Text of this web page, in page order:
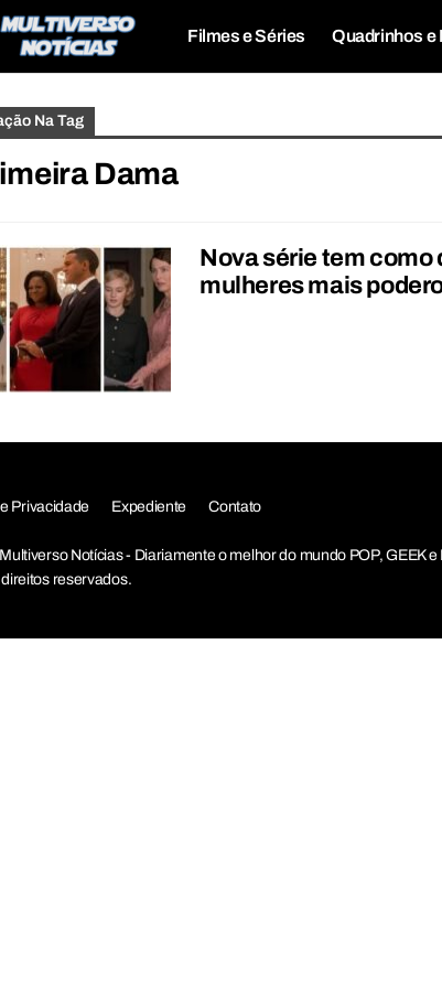
Filmes e Séries Quadrinhos e
Na Tag
Dama
Nova série tem
mulheres mais
Privacidade Expediente Contato
Notícias - Diariamente o melhor do mundo POP, GEEK e
reservados.